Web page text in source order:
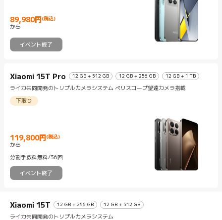
89,980円 (税込)
Current Price 円89980
から
イベント終了
Xiaomi 15T Pro 12 GB + 512 GB 12 GB + 256 GB 12 GB + 1 TB
ライカ共同開発のトリプルカメラシステム ペリスコープ望遠カメラ搭載
下取り
119,800円 (税込)
Current Price 円119800
から
分割手数料無料/36回
イベント終了
Xiaomi 15T 12 GB + 256 GB 12 GB + 512 GB
ライカ共同開発のトリプルカメラシステム